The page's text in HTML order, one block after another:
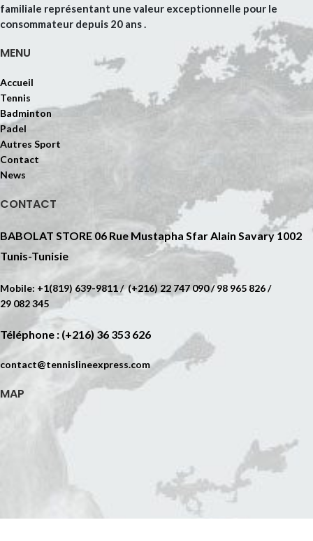
familiale représentant une valeur exceptionnelle pour le
consommateur depuis 20 ans .
MENU
Accueil
Tennis
Badminton
Padel
Autres Sport
Contact
News
CONTACT
BABOLAT STORE 06 Rue Mustapha Sfar Alain Savary 1002
Tunis-Tunisie
Mobile: +1(819) 639-9811 / (+216) 22 747 090 / 98 965 826 /
29 082 345
Téléphone : (+216) 36 353 626
contact@tennislineexpress.com
MAP